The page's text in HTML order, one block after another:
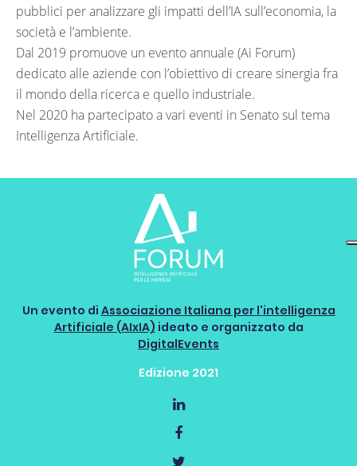
pubblici per analizzare gli impatti dell’IA sull’economia, la
società e l’ambiente.
Dal 2019 promuove un evento annuale (Ai Forum)
dedicato alle aziende con l’obiettivo di creare sinergia fra
il mondo della ricerca e quello industriale.
Nel 2020 ha partecipato a vari eventi in Senato sul tema
Intelligenza Artificiale.
Un evento di Associazione Italiana per l'intelligenza
Artificiale (AIxIA) ideato e organizzato da
DigitalEvents
Edizione 2021